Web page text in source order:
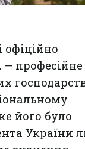
офіційно
— професійне
його було
України